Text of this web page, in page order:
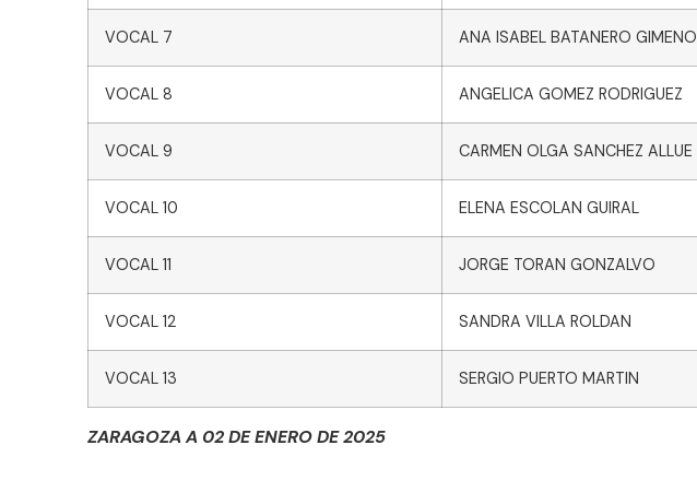
VOCAL 7 ANA ISABEL BATANERO GIMENO
VOCAL 8 ANGELICA GOMEZ RODRIGUEZ
VOCAL 9 CARMEN OLGA SANCHEZ ALLUE
VOCAL 10 ELENA ESCOLAN GUIRAL
VOCAL 11 JORGE TORAN GONZALVO
VOCAL 12 SANDRA VILLA ROLDAN
VOCAL 13 SERGIO PUERTO MARTIN
ZARAGOZA A 02 DE ENERO DE 2025